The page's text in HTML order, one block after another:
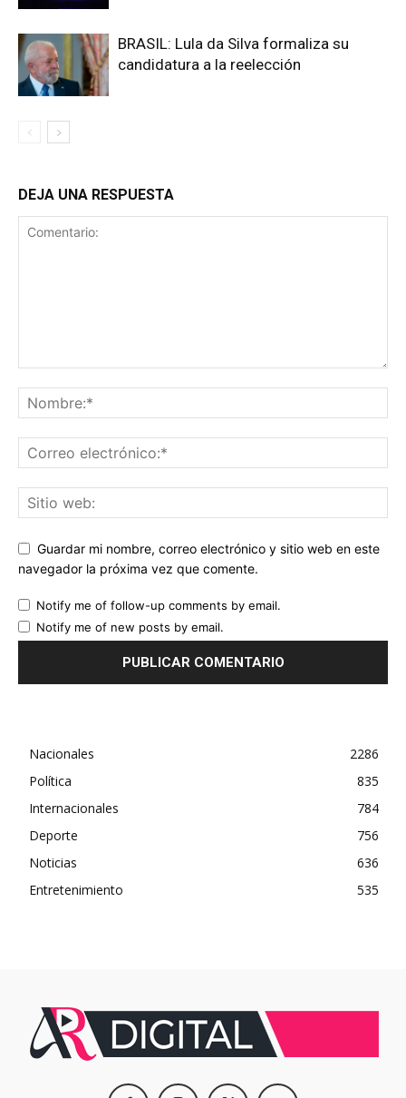
BRASIL: Lula da Silva formaliza su
candidatura a la reelección
DEJA UNA RESPUESTA
Guardar mi nombre, correo electrónico y sitio web en este
navegador la próxima vez que comente.
Notify me of follow-up comments by email.
Notify me of new posts by email.
Nacionales
2286
Política
835
Internacionales
784
Deporte
756
Noticias
636
Entretenimiento
535